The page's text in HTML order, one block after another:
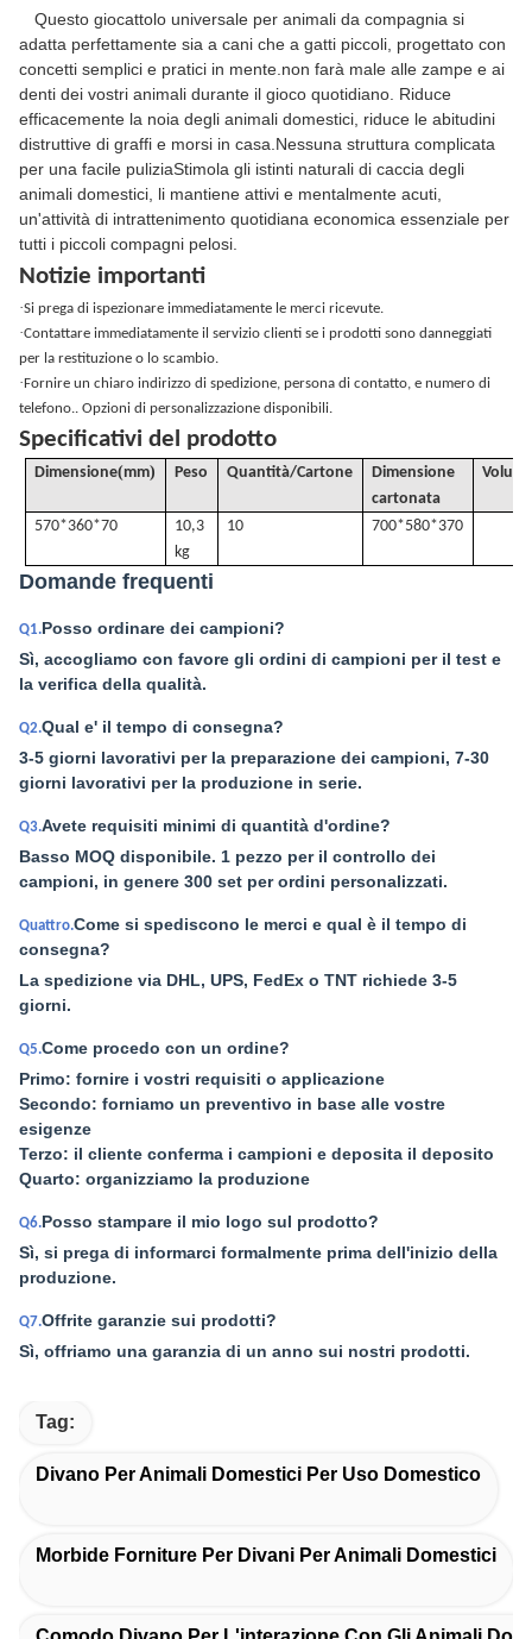
Questo giocattolo universale per animali da compagnia si
adatta perfettamente sia a cani che a gatti piccoli, progettato con
concetti semplici e pratici in mente.non farà male alle zampe e ai
denti dei vostri animali durante il gioco quotidiano. Riduce
efficacemente la noia degli animali domestici, riduce le abitudini
distruttive di graffi e morsi in casa.Nessuna struttura complicata
per una facile puliziaStimola gli istinti naturali di caccia degli
animali domestici, li mantiene attivi e mentalmente acuti,
un'attività di intrattenimento quotidiana economica essenziale per
tutti i piccoli compagni pelosi.
Notizie importanti
·Si prega di ispezionare immediatamente le merci ricevute.
·Contattare immediatamente il servizio clienti se i prodotti sono danneggiati
per la restituzione o lo scambio.
·Fornire un chiaro indirizzo di spedizione, persona di contatto, e numero di
telefono.. Opzioni di personalizzazione disponibili.
Specificativi del prodotto
Dimensione(mm) Peso Quantità/Cartone
Dimensione
cartonata
570*360*70
10,3
kg
10 700*580*370
Domande frequenti
Q1.Posso ordinare dei campioni?
Sì, accogliamo con favore gli ordini di campioni per il test e
la verifica della qualità.
Q2.Qual e' il tempo di consegna?
3-5 giorni lavorativi per la preparazione dei campioni, 7-30
giorni lavorativi per la produzione in serie.
Q3.Avete requisiti minimi di quantità d'ordine?
Basso MOQ disponibile. 1 pezzo per il controllo dei
campioni, in genere 300 set per ordini personalizzati.
Quattro.Come si spediscono le merci e qual è il tempo di
consegna?
La spedizione via DHL, UPS, FedEx o TNT richiede 3-5
giorni.
Q5.Come procedo con un ordine?
Primo: fornire i vostri requisiti o applicazione
Secondo: forniamo un preventivo in base alle vostre
esigenze
Terzo: il cliente conferma i campioni e deposita il deposito
Quarto: organizziamo la produzione
Q6.Posso stampare il mio logo sul prodotto?
Sì, si prega di informarci formalmente prima dell'inizio della
produzione.
Q7.Offrite garanzie sui prodotti?
Sì, offriamo una garanzia di un anno sui nostri prodotti.
Tag:
Divano Per Animali Domestici Per Uso Domestico
Morbide Forniture Per Divani Per Animali Domestici